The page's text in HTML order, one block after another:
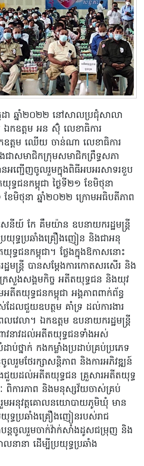
កដា ឆ្នាំ២០២២ នៅសាលប្រជុំសាលា
ឯកឧត្ដម អន ស៊ុំ លេខាធិការ
ឧត្ដម ឈើយ ចាន់ណា លេខាធិការ
ជាសមាជិកក្រុមសមាជិកព្រឹទ្ធសភា
អញ្ជើញចូលរួមក្នុងពិធីអបអរសាទរខួប
ធជនកម្ពុជា ថ្ងៃទី២១ ខែមិថុនា
ខែមិថុនា ឆ្នាំ២០២២ ក្រោមអធិបតីភាព
េនីយ៍ កែ គឹមយ៉ាន ឧបនាយករដ្ឋមន្រ្តី
ប្រយុទ្ធប្រឆាំងគ្រឿងញៀន និងជាអនុ
ធជនកម្ពុជា។ ថ្លែងក្នុងឱកាសនោះ
ឋមន្រ្តី បានសម្តែងការកោតសរសើរ និង
សួងសង្គមកិច្ច អតីតយុទ្ធជន និងយុវ
តយុទ្ធជនកម្ពុជា អង្គភាពពាក់ព័ន្ធ
ែលជួយឧបត្ថម គាំទ្រ ដល់ការងារ
វេលា។ ឯកឧត្តម ឧបនាយករដ្ឋមន្រ្តី
វនាវដល់អតីតយុទ្ធជនទាំងអស់
ាប់ថ្នាក់ កងកម្លាំងប្រដាប់គ្រប់ប្រភេទ
ចូលរួមថែរក្សាសន្តិភាព និងការអភិវឌ្ឍន៍
ងជួយដល់អតីតយុទ្ធជន គ្រួសារអតីតយុទ្ធ
ការភាព និងមនុស្សវ័យចាស់គ្រប់
មអនុវត្តគោលនយោបាយភូមិឃុំ មាន
យុទ្ធប្រឆាំងគ្រឿងញៀនរបស់រាជ
បន្តចូលរួមចាក់វ៉ាក់សាំងដូសជម្រុញ និង
លនានា ដើម្បីប្រយុទ្ធប្រឆាំង